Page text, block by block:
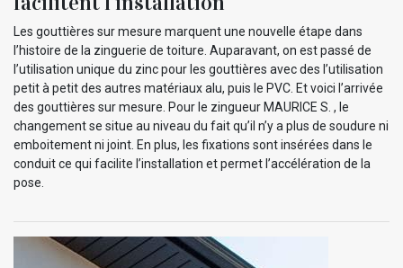
Les gouttières sur mesure marquent une nouvelle étape dans
l’histoire de la zinguerie de toiture. Auparavant, on est passé de
l’utilisation unique du zinc pour les gouttières avec des l’utilisation
petit à petit des autres matériaux alu, puis le PVC. Et voici l’arrivée
des gouttières sur mesure. Pour le zingueur MAURICE S. , le
changement se situe au niveau du fait qu’il n’y a plus de soudure ni
emboitement ni joint. En plus, les fixations sont insérées dans le
conduit ce qui facilite l’installation et permet l’accélération de la
pose.